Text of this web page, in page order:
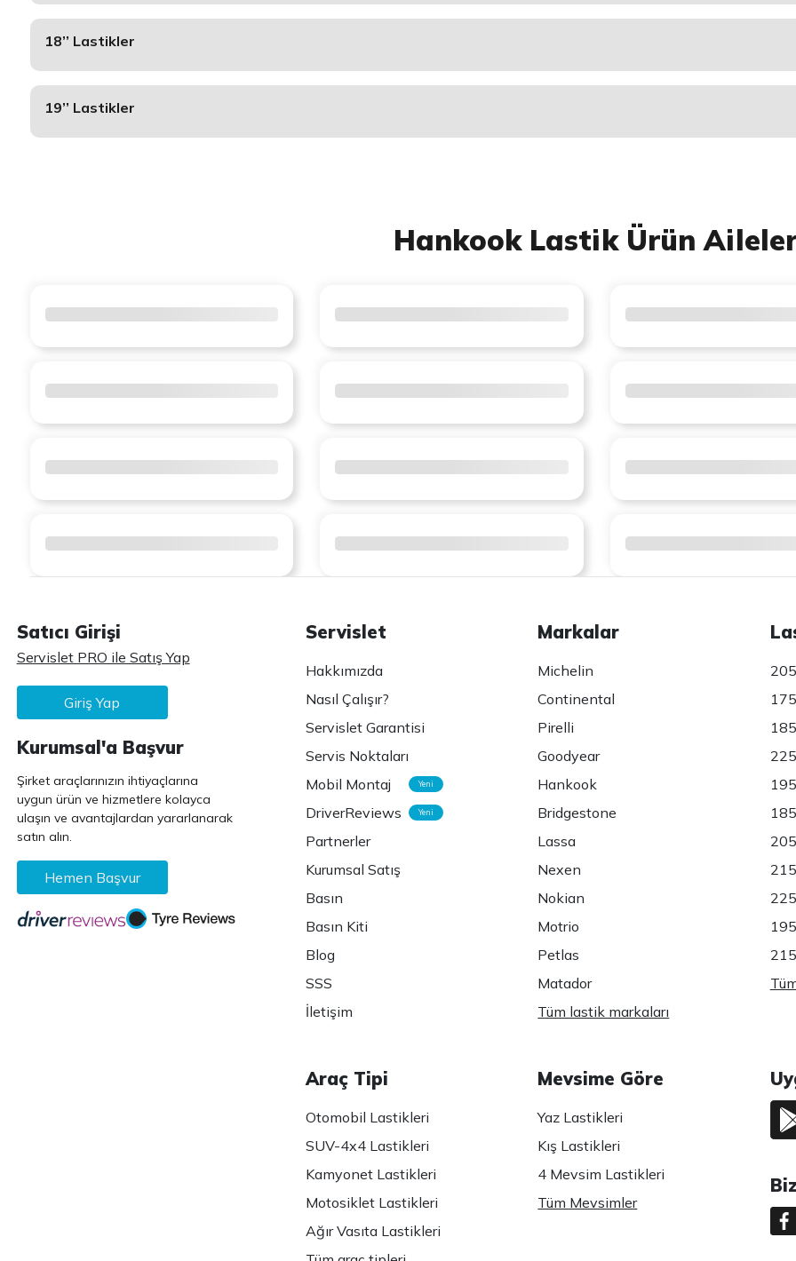
18’’ Lastikler
19’’ Lastikler
Hankook Lastik Ürün
Satıcı Girişi
Servislet PRO ile Satış Yap
Giriş Yap
Kurumsal'a Başvur
Şirket araçlarınızın ihtiyaçlarına
uygun ürün ve hizmetlere kolayca
ulaşın ve avantajlardan yararlanarak
satın alın.
Hemen Başvur
Servislet
Hakkımızda
Nasıl Çalışır?
Servislet Garantisi
Servis Noktaları
Mobil Montaj
Yeni
DriverReviews Yeni
Partnerler
Kurumsal Satış
Basın
Basın Kiti
Blog
SSS
İletişim
Markalar
Michelin
Continental
Pirelli
Goodyear
Hankook
Bridgestone
Lassa
Nexen
Nokian
Motrio
Petlas
Matador
Tüm lastik markaları
Araç Tipi
Otomobil Lastikleri
SUV-4x4 Lastikleri
Kamyonet Lastikleri
Motosiklet Lastikleri
Ağır Vasıta Lastikleri
Mevsime Göre
Yaz Lastikleri
Kış Lastikleri
4 Mevsim Lastikleri
Tüm Mevsimler